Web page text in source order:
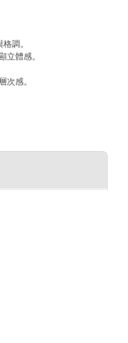
調。
立體感。
次感。